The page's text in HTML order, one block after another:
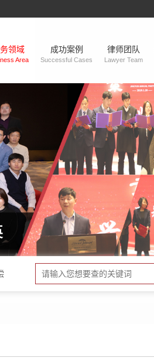
领域
Area
成功案例
Successful Cases
律师团队
Lawyer Team